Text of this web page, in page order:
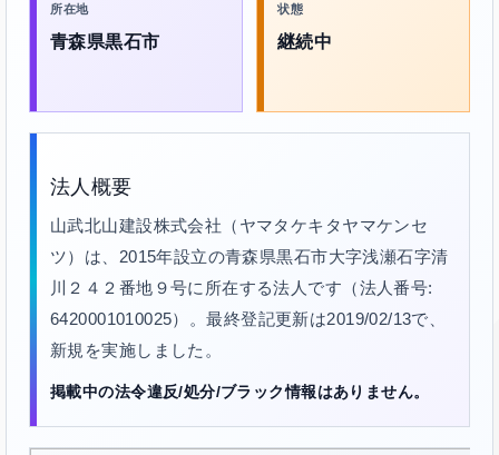
所在地
青森県黒石市
状態
継続中
法人概要
山武北山建設株式会社（ヤマタケキタヤマケンセ
ツ）は、2015年設立の青森県黒石市大字浅瀬石字清
川２４２番地９号に所在する法人です（法人番号:
6420001010025）。最終登記更新は2019/02/13で、
新規を実施しました。
掲載中の法令違反/処分/ブラック情報はありません。